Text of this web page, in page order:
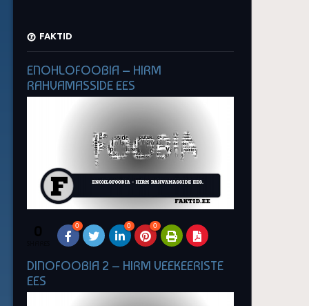
FAKTID
ENOHLOFOOBIA – HIRM
RAHVAMASSIDE EES
0 0 0 0
DINOFOOBIA 2 – HIRM VEEKEERISTE
EES